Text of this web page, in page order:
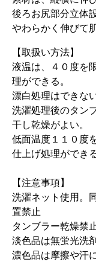
後ろお尻部分立体
やわらかく伸びて
【取扱い方法】
液温は、４０度を
理ができる。
漂白処理はできない
洗濯処理後のタン
干し乾燥がよい。
低面温度１１０度
仕上げ処理ができる
【注意事項】
洗濯ネット使用。
置禁止
タンブラー乾燥禁
淡色品は無蛍光洗
濃色品は摩擦や汗